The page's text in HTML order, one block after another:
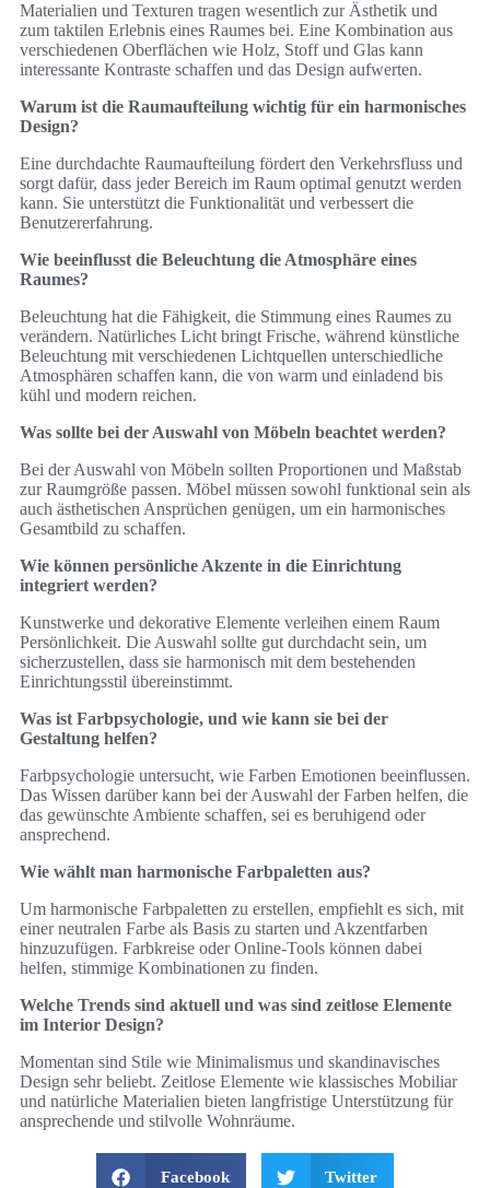
Materialien und Texturen tragen wesentlich zur Ästhetik und
zum taktilen Erlebnis eines Raumes bei. Eine Kombination aus
verschiedenen Oberflächen wie Holz, Stoff und Glas kann
interessante Kontraste schaffen und das Design aufwerten.
Warum ist die Raumaufteilung wichtig für ein harmonisches
Design?
Eine durchdachte Raumaufteilung fördert den Verkehrsfluss und
sorgt dafür, dass jeder Bereich im Raum optimal genutzt werden
kann. Sie unterstützt die Funktionalität und verbessert die
Benutzererfahrung.
Wie beeinflusst die Beleuchtung die Atmosphäre eines
Raumes?
Beleuchtung hat die Fähigkeit, die Stimmung eines Raumes zu
verändern. Natürliches Licht bringt Frische, während künstliche
Beleuchtung mit verschiedenen Lichtquellen unterschiedliche
Atmosphären schaffen kann, die von warm und einladend bis
kühl und modern reichen.
Was sollte bei der Auswahl von Möbeln beachtet werden?
Bei der Auswahl von Möbeln sollten Proportionen und Maßstab
zur Raumgröße passen. Möbel müssen sowohl funktional sein als
auch ästhetischen Ansprüchen genügen, um ein harmonisches
Gesamtbild zu schaffen.
Wie können persönliche Akzente in die Einrichtung
integriert werden?
Kunstwerke und dekorative Elemente verleihen einem Raum
Persönlichkeit. Die Auswahl sollte gut durchdacht sein, um
sicherzustellen, dass sie harmonisch mit dem bestehenden
Einrichtungsstil übereinstimmt.
Was ist Farbpsychologie, und wie kann sie bei der
Gestaltung helfen?
Farbpsychologie untersucht, wie Farben Emotionen beeinflussen.
Das Wissen darüber kann bei der Auswahl der Farben helfen, die
das gewünschte Ambiente schaffen, sei es beruhigend oder
ansprechend.
Wie wählt man harmonische Farbpaletten aus?
Um harmonische Farbpaletten zu erstellen, empfiehlt es sich, mit
einer neutralen Farbe als Basis zu starten und Akzentfarben
hinzuzufügen. Farbkreise oder Online-Tools können dabei
helfen, stimmige Kombinationen zu finden.
Welche Trends sind aktuell und was sind zeitlose Elemente
im Interior Design?
Momentan sind Stile wie Minimalismus und skandinavisches
Design sehr beliebt. Zeitlose Elemente wie klassisches Mobiliar
und natürliche Materialien bieten langfristige Unterstützung für
ansprechende und stilvolle Wohnräume.
Facebook Twitter